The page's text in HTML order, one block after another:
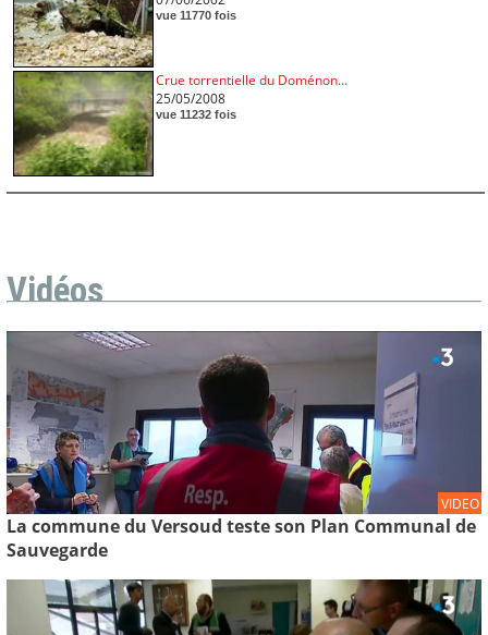
vue 11770 fois
Crue torrentielle du Doménon...
25/05/2008
vue 11232 fois
Vidéos
VIDEO
La commune du Versoud teste son Plan Communal de
Sauvegarde